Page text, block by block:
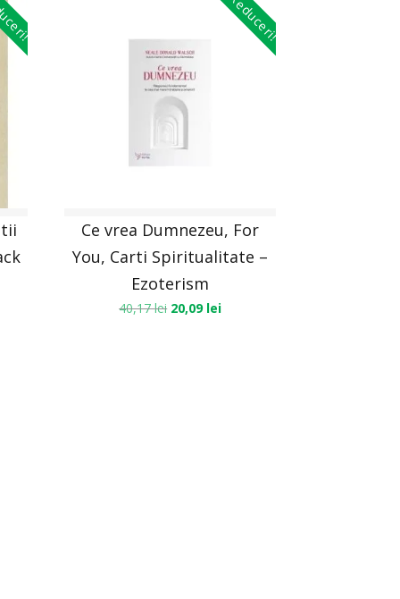
Reduceri!
Ce vrea Dumnezeu, For
You, Carti Spiritualitate –
Ezoterism
40,17lei 20,09 lei